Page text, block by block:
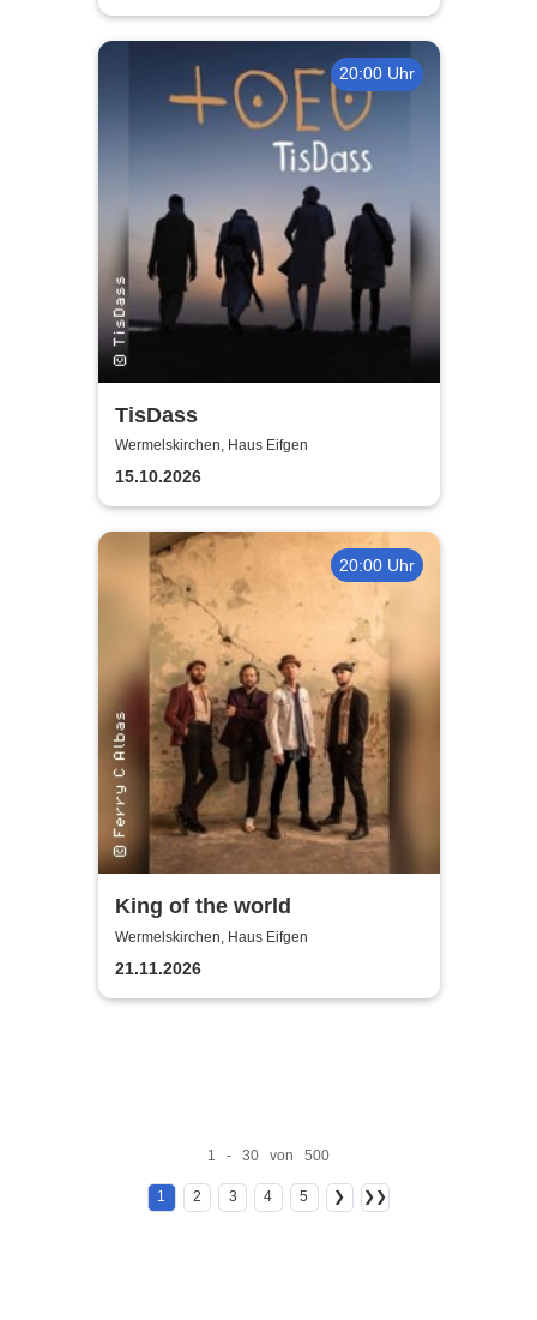
20:00 Uhr
TisDass
Wermelskirchen, Haus Eifgen
15.10.2026
20:00 Uhr
King of the world
Wermelskirchen, Haus Eifgen
21.11.2026
1 - 30 von 500
1 2 3 4 5 ❯ ❯❯